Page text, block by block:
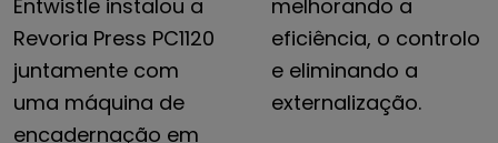
Entwistle instalou a
Revoria Press PC1120
juntamente com
uma máquina de
encadernação em
melhorando a
eficiência, o controlo
e eliminando a
externalização.